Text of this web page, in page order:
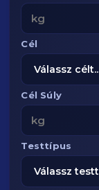
Cél
Cél Súly
Testtípus